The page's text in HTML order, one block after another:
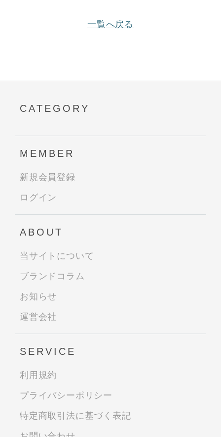
一覧へ戻る
CATEGORY
MEMBER
新規会員登録
ログイン
ABOUT
当サイトについて
ブランドコラム
お知らせ
運営会社
SERVICE
利用規約
プライバシーポリシー
特定商取引法に基づく表記